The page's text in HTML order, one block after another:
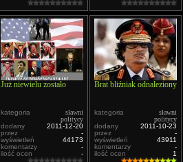
Już niewielu zostało
kategoria
sławni
politycy
dodany
2011-12-20
przez
-
wyświetleń
44173
komentarzy
-
ilość ocen
-
Brat bliźniak odnaleziony
kategoria
sławni
politycy
dodany
2011-10-23
przez
-
wyświetleń
43911
komentarzy
-
ilość ocen
1